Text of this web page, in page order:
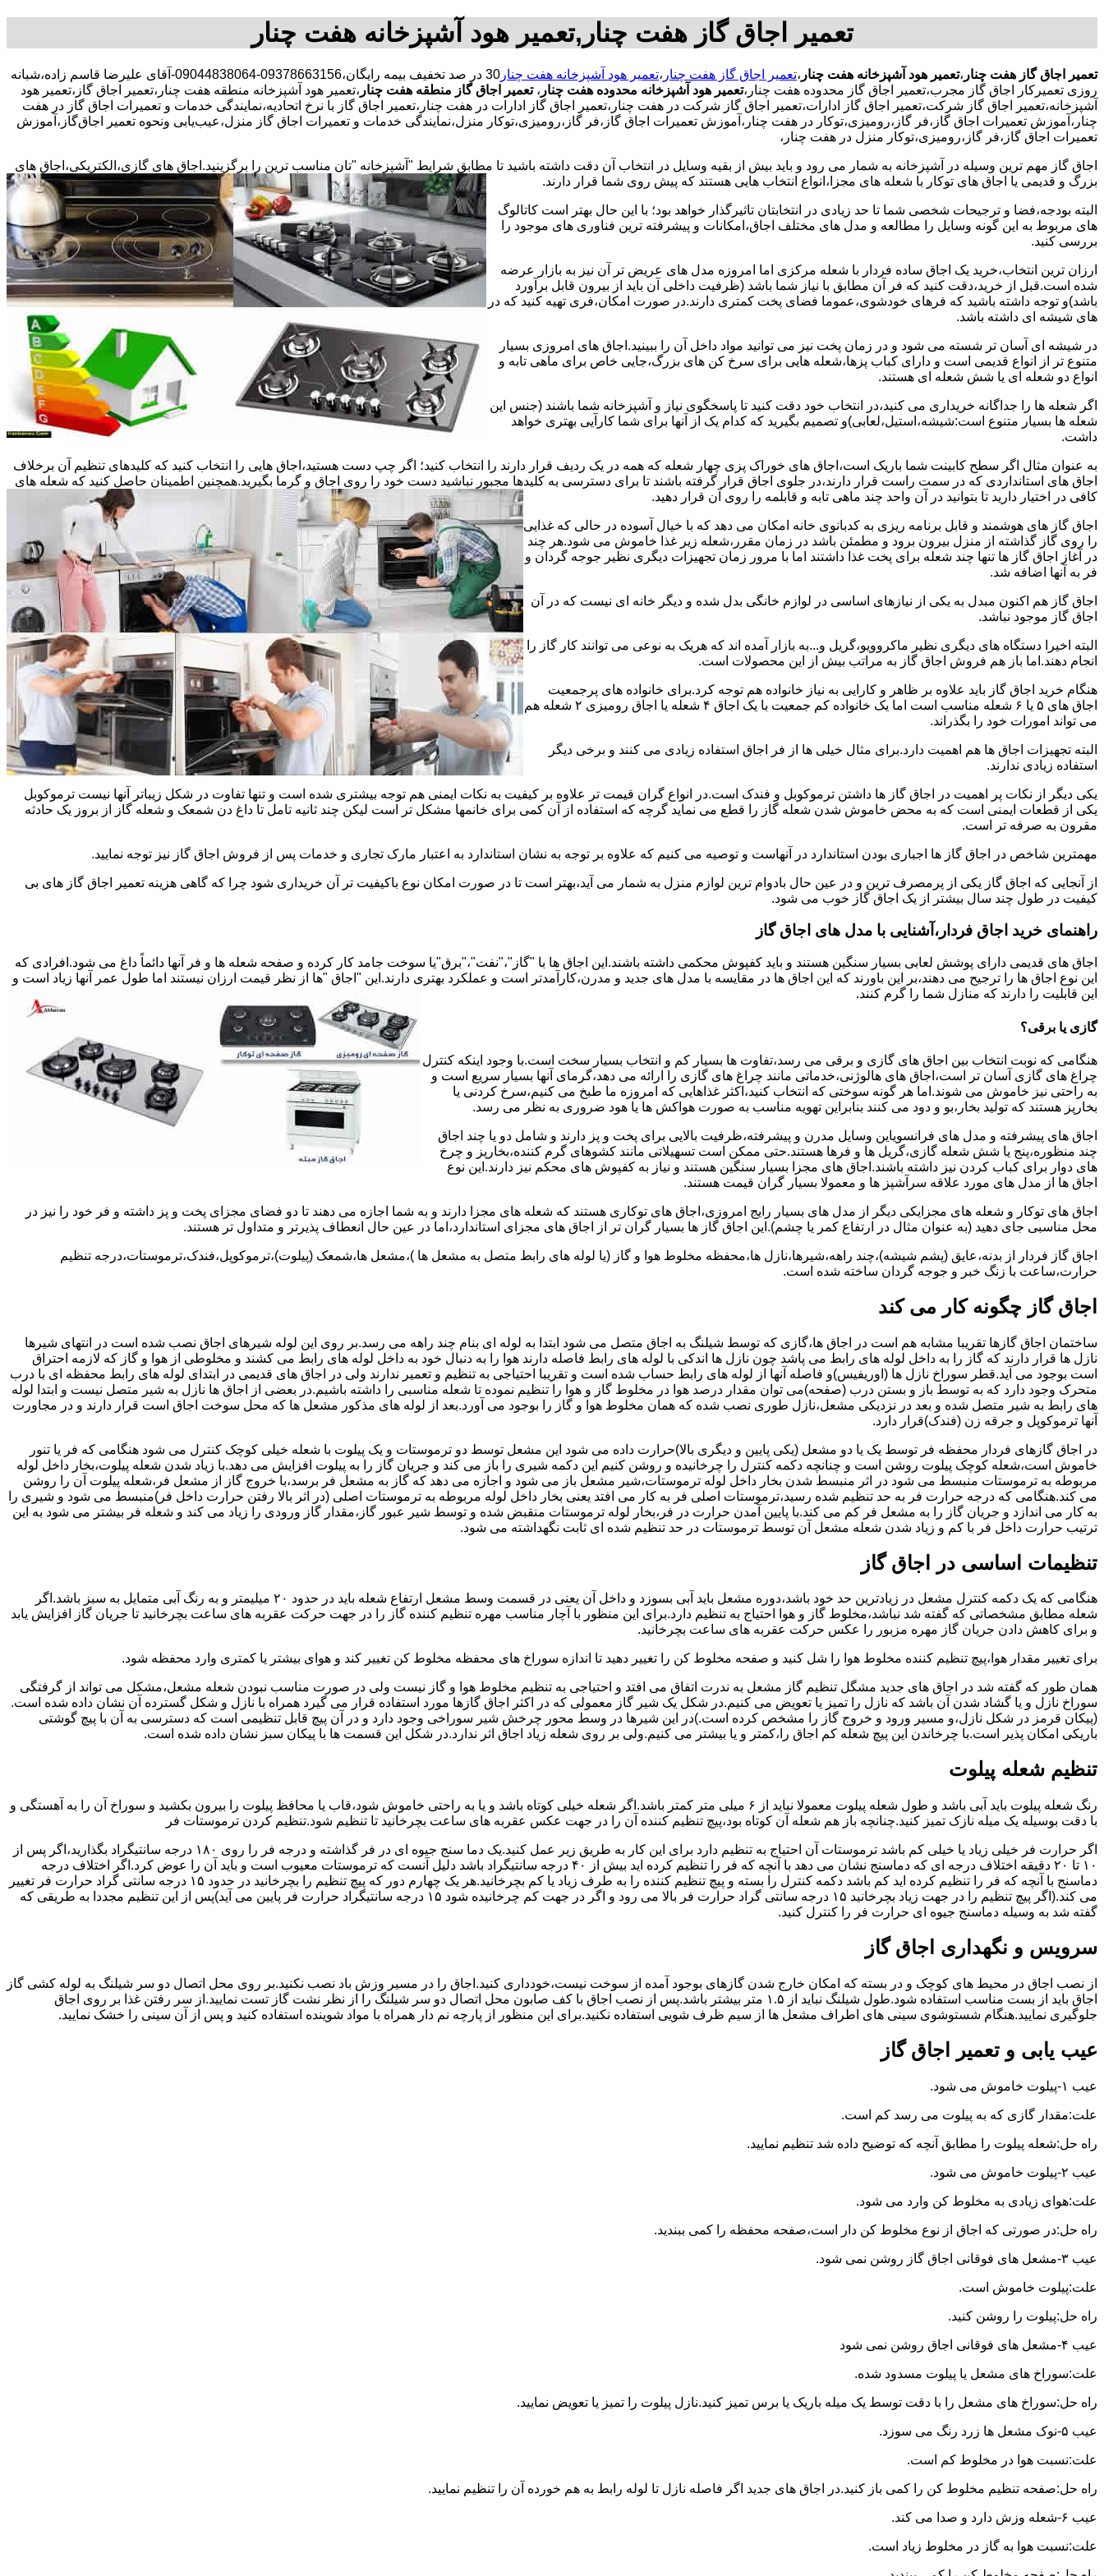
تعمیر اجاق گاز هفت چنار,تعمیر هود آشپزخانه هفت چنار
تعمیر اجاق گاز هفت چنار ،تعمیر هود آشپزخانه هفت چنار ،تعمیر اجاق گاز هفت چنار ،تعمیر هود آشپزخانه هفت چنار
30 در صد تخفیف بیمه رایگان،09378663156-09044838064-آقای علیرضا قاسم زاده،شبانه
روزی تعمیرکار اجاق گاز مجرب،تعمیر اجاق گاز محدوده هفت چنار،تعمیر هود آشپزخانه محدوده هفت چنار ، تعمیر اجاق گاز منطقه هفت چنار ،تعمیر هود آشپزخانه منطقه هفت چنار،تعمیر اجاق گاز،تعمیر هود
آشپزخانه،تعمیر اجاق گاز شرکت،تعمیر اجاق گاز ادارات،تعمیر اجاق گاز شرکت در هفت چنار،تعمیر اجاق گاز ادارات در هفت چنار،تعمیر اجاق گاز با نرخ اتحادیه،نمایندگی خدمات و تعمیرات اجاق گاز در هفت
چنار،آموزش تعمیرات اجاق گاز،فر گاز،رومیزی،توکار در هفت چنار،آموزش تعمیرات اجاق گاز،فر گاز،رومیزی،توکار منزل،نمایندگی خدمات و تعمیرات اجاق گاز منزل،عیب‌یابی ونحوه تعمیر اجاق‌گاز،آموزش
تعمیرات اجاق گاز،فر گاز،رومیزی،توکار منزل در هفت چنار،
اجاق گاز مهم ترین وسیله در آشپزخانه به شمار می رود و باید بیش از بقیه وسایل در انتخاب آن دقت داشته باشید تا مطابق شرایط "آشپزخانه "تان مناسب ترین را برگزینید.اجاق های گازی،الکتریکی،اجاق های
بزرگ و قدیمی یا اجاق های توکار با شعله های مجزا،انواع انتخاب هایی هستند که پیش روی شما قرار دارند.
البته بودجه،فضا و ترجیحات شخصی شما تا حد زیادی در انتخابتان تاثیرگذار خواهد بود؛ با این حال بهتر است کاتالوگ
های مربوط به این گونه وسایل را مطالعه و مدل های مختلف اجاق،امکانات و پیشرفته ترین فناوری های موجود را
بررسی کنید.
ارزان ترین انتخاب،خرید یک اجاق ساده فردار با شعله مرکزی اما امروزه مدل های عریض تر آن نیز به بازار عرضه
شده است.قبل از خرید،دقت کنید که فر آن مطابق با نیاز شما باشد (ظرفیت داخلی آن باید از بیرون قابل برآورد
باشد)و توجه داشته باشید که فرهای خودشوی،عموما فضای پخت کمتری دارند.در صورت امکان،فری تهیه کنید که در
های شیشه ای داشته باشد.
در شیشه ای آسان تر شسته می شود و در زمان پخت نیز می توانید مواد داخل آن را ببینید.اجاق های امروزی بسیار
متنوع تر از انواع قدیمی است و دارای کباب پزها،شعله هایی برای سرخ کن های بزرگ،جایی خاص برای ماهی تابه و
انواع دو شعله ای یا شش شعله ای هستند.
اگر شعله ها را جداگانه خریداری می کنید،در انتخاب خود دقت کنید تا پاسخگوی نیاز و آشپزخانه شما باشند (جنس این
شعله ها بسیار متنوع است:شیشه،استیل،لعابی)و تصمیم بگیرید که کدام یک از آنها برای شما کارآیی بهتری خواهد
داشت.
به عنوان مثال اگر سطح کابینت شما باریک است،اجاق های خوراک پزی چهار شعله که همه در یک ردیف قرار دارند را انتخاب کنید؛ اگر چپ دست هستید،اجاق هایی را انتخاب کنید که کلیدهای تنظیم آن برخلاف
اجاق های استانداردی که در سمت راست قرار دارند،در جلوی اجاق قرار گرفته باشند تا برای دسترسی به کلیدها مجبور نباشید دست خود را روی اجاق و گرما بگیرید.همچنین اطمینان حاصل کنید که شعله های
کافی در اختیار دارید تا بتوانید در آن واحد چند ماهی تابه و قابلمه را روی آن قرار دهید.
اجاق گاز های هوشمند و قابل برنامه ریزی به کدبانوی خانه امکان می دهد که با خیال آسوده در حالی که غذایی
را روی گاز گذاشته از منزل بیرون برود و مطمئن باشد در زمان مقرر،شعله زیر غذا خاموش می شود.هر چند
در آغاز اجاق گاز ها تنها چند شعله برای پخت غذا داشتند اما با مرور زمان تجهیزات دیگری نظیر جوجه گردان و
فر به آنها اضافه شد.
اجاق گاز هم اکنون مبدل به یکی از نیازهای اساسی در لوازم خانگی بدل شده و دیگر خانه ای نیست که در آن
اجاق گاز موجود نباشد.
البته اخیرا دستگاه های دیگری نظیر ماکروویو،گریل و...به بازار آمده اند که هریک به نوعی می توانند کار گاز را
انجام دهند.اما باز هم فروش اجاق گاز به مراتب بیش از این محصولات است.
هنگام خرید اجاق گاز باید علاوه بر ظاهر و کارایی به نیاز خانواده هم توجه کرد.برای خانواده های پرجمعیت
اجاق های ۵ یا ۶ شعله مناسب است اما یک خانواده کم جمعیت با یک اجاق ۴ شعله یا اجاق رومیزی ۲ شعله هم
می تواند امورات خود را بگذراند.
البته تجهیزات اجاق ها هم اهمیت دارد.برای مثال خیلی ها از فر اجاق استفاده زیادی می کنند و برخی دیگر
استفاده زیادی ندارند.
یکی دیگر از نکات پر اهمیت در اجاق گاز ها داشتن ترموکوبل و فندک است.در انواع گران قیمت تر علاوه بر کیفیت به نکات ایمنی هم توجه بیشتری شده است و تنها تفاوت در شکل زیباتر آنها نیست ترموکوبل
یکی از قطعات ایمنی است که به محض خاموش شدن شعله گاز را قطع می نماید گرچه که استفاده از آن کمی برای خانمها مشکل تر است لیکن چند ثانیه تامل تا داغ دن شمعک و شعله گاز از بروز یک حادثه
مقرون به صرفه تر است.
مهمترین شاخص در اجاق گاز ها اجباری بودن استاندارد در آنهاست و توصیه می کنیم که علاوه بر توجه به نشان استاندارد به اعتبار مارک تجاری و خدمات پس از فروش اجاق گاز نیز توجه نمایید.
از آنجایی که اجاق گاز یکی از پرمصرف ترین و در عین حال بادوام ترین لوازم منزل به شمار می آید،بهتر است تا در صورت امکان نوع باکیفیت تر آن خریداری شود چرا که گاهی هزینه تعمیر اجاق گاز های بی
کیفیت در طول چند سال بیشتر از یک اجاق گاز خوب می شود.
راهنمای خرید اجاق فردار،آشنایی با مدل های اجاق گاز
اجاق های قدیمی دارای پوشش لعابی بسیار سنگین هستند و باید کفپوش محکمی داشته باشند.این اجاق ها با "گاز"،"نفت"،"برق"یا سوخت جامد کار کرده و صفحه شعله ها و فر آنها دائماً داغ می شود.افرادی که
این نوع اجاق ها را ترجیح می دهند،بر این باورند که این اجاق ها در مقایسه با مدل های جدید و مدرن،کارآمدتر است و عملکرد بهتری دارند.این "اجاق "ها از نظر قیمت ارزان نیستند اما طول عمر آنها زیاد است و
این قابلیت را دارند که منازل شما را گرم کنند.
گازی یا برقی؟
هنگامی که نوبت انتخاب بین اجاق های گازی و برقی می رسد،تفاوت ها بسیار کم و انتخاب بسیار سخت است.با وجود اینکه کنترل
چراغ های گازی آسان تر است،اجاق های هالوژنی،خدماتی مانند چراغ های گازی را ارائه می دهد،گرمای آنها بسیار سریع است و
به راحتی نیز خاموش می شوند.اما هر گونه سوختی که انتخاب کنید،اکثر غذاهایی که امروزه ما طبخ می کنیم،سرخ کردنی یا
بخارپز هستند که تولید بخار،بو و دود می کنند بنابراین تهویه مناسب به صورت هواکش ها یا هود ضروری به نظر می رسد.
اجاق های پیشرفته و مدل های فرانسویاین وسایل مدرن و پیشرفته،ظرفیت بالایی برای پخت و پز دارند و شامل دو یا چند اجاق
چند منظوره،پنج یا شش شعله گازی،گریل ها و فرها هستند.حتی ممکن است تسهیلاتی مانند کشوهای گرم کننده،بخارپز و چرخ
های دوار برای کباب کردن نیز داشته باشند.اجاق های مجزا بسیار سنگین هستند و نیاز به کفپوش های محکم نیز دارند.این نوع
اجاق ها از مدل های مورد علاقه سرآشپز ها و معمولا بسیار گران قیمت هستند.
اجاق های توکار و شعله های مجزایکی دیگر از مدل های بسیار رایج امروزی،اجاق های توکاری هستند که شعله های مجزا دارند و به شما اجازه می دهند تا دو فضای مجزای پخت و پز داشته و فر خود را نیز در
محل مناسبی جای دهید (به عنوان مثال در ارتفاع کمر یا چشم).این اجاق گاز ها بسیار گران تر از اجاق های مجزای استاندارد،اما در عین حال انعطاف پذیرتر و متداول تر هستند.
اجاق گاز فردار از بدنه،عایق (پشم شیشه)،چند راهه،شیرها،نازل ها،محفظه مخلوط هوا و گاز (یا لوله های رابط متصل به مشعل ها )،مشعل ها،شمعک (پیلوت)،ترموکوپل،فندک،ترموستات،درجه تنظیم
حرارت،ساعت با زنگ خبر و جوجه گردان ساخته شده است.
اجاق گاز چگونه کار می کند
ساختمان اجاق گازها تقریبا مشابه هم است در اجاق ها،گازی که توسط شیلنگ به اجاق متصل می شود ابتدا به لوله ای بنام چند راهه می رسد.بر روی این لوله شیرهای اجاق نصب شده است در انتهای شیرها
نازل ها قرار دارند که گاز را به داخل لوله های رابط می پاشد چون نازل ها اندکی با لوله های رابط فاصله دارند هوا را به دنبال خود به داخل لوله های رابط می کشند و مخلوطی از هوا و گاز که لازمه احتراق
است بوجود می آید.قطر سوراخ نازل ها (اوریفیس)و فاصله آنها از لوله های رابط حساب شده است و تقریبا احتیاجی به تنظیم و تعمیر ندارند ولی در اجاق های قدیمی در ابتدای لوله های رابط محفظه ای با درب
متحرک وجود دارد که به توسط باز و بستن درب (صفحه)می توان مقدار درصد هوا در مخلوط گاز و هوا را تنظیم نموده تا شعله مناسبی را داشته باشیم.در بعضی از اجاق ها نازل به شیر متصل نیست و ابتدا لوله
های رابط به شیر متصل شده و بعد در نزدیکی مشعل،نازل طوری نصب شده که همان مخلوط هوا و گاز را بوجود می آورد.بعد از لوله های مذکور مشعل ها که محل سوخت اجاق است قرار دارند و در مجاورت
آنها ترموکوپل و جرقه زن (فندک)قرار دارد.
در اجاق گازهای فردار محفظه فر توسط یک یا دو مشعل (یکی پایین و دیگری بالا)حرارت داده می شود این مشعل توسط دو ترموستات و یک پیلوت با شعله خیلی کوچک کنترل می شود هنگامی که فر یا تنور
خاموش است،شعله کوچک پیلوت روشن است و چنانچه دکمه کنترل را چرخانیده و روشن کنیم این دکمه شیری را باز می کند و جریان گاز را به پیلوت افزایش می دهد.با زیاد شدن شعله پیلوت،بخار داخل لوله
مربوطه به ترموستات منبسط می شود در اثر منبسط شدن بخار داخل لوله ترموستات،شیر مشعل باز می شود و اجازه می دهد که گاز به مشعل فر برسد،با خروج گاز از مشعل فر،شعله پیلوت آن را روشن
می کند.هنگامی که درجه حرارت فر به حد تنظیم شده رسید،ترموستات اصلی فر به کار می افتد یعنی بخار داخل لوله مربوطه به ترموستات اصلی (در اثر بالا رفتن حرارت داخل فر)منبسط می شود و شیری را
به کار می اندازد و جریان گاز را به مشعل فر کم می کند.با پایین آمدن حرارت در فر،بخار لوله ترموستات منقبض شده و توسط شیر عبور گاز،مقدار گاز ورودی را زیاد می کند و شعله فر بیشتر می شود به این
ترتیب حرارت داخل فر با کم و زیاد شدن شعله مشعل آن توسط ترموستات در حد تنظیم شده ای ثابت نگهداشته می شود.
تنظیمات اساسی در اجاق گاز
هنگامی که یک دکمه کنترل مشعل در زیادترین حد خود باشد،دوره مشعل باید آبی بسوزد و داخل آن یعنی در قسمت وسط مشعل ارتفاع شعله باید در حدود ۲۰ میلیمتر و به رنگ آبی متمایل به سبز باشد.اگر
شعله مطابق مشخصاتی که گفته شد نباشد،مخلوط گاز و هوا احتیاج به تنظیم دارد.برای این منظور با آچار مناسب مهره تنظیم کننده گاز را در جهت حرکت عقربه های ساعت بچرخانید تا جریان گاز افزایش یابد
و برای کاهش دادن جریان گاز مهره مزبور را عکس حرکت عقربه های ساعت بچرخانید.
برای تغییر مقدار هوا،پیچ تنظیم کننده مخلوط هوا را شل کنید و صفحه مخلوط کن را تغییر دهید تا اندازه سوراخ های محفظه مخلوط کن تغییر کند و هوای بیشتر یا کمتری وارد محفظه شود.
همان طور که گفته شد در اجاق های جدید مشگل تنظیم گاز مشعل به ندرت اتفاق می افتد و احتیاجی به تنظیم مخلوط هوا و گاز نیست ولی در صورت مناسب نبودن شعله مشعل،مشکل می تواند از گرفتگی
سوراخ نازل و یا گشاد شدن آن باشد که نازل را تمیز یا تعویض می کنیم.در شکل یک شیر گاز معمولی که در اکثر اجاق گازها مورد استفاده قرار می گیرد همراه با نازل و شکل گسترده آن نشان داده شده است.
(پیکان قرمز در شکل نازل،و مسیر ورود و خروج گاز را مشخص کرده است.)در این شیرها در وسط محور چرخش شیر سوراخی وجود دارد و در آن پیچ قابل تنظیمی است که دسترسی به آن با پیچ گوشتی
باریکی امکان پذیر است.با چرخاندن این پیچ شعله کم اجاق را،کمتر و یا بیشتر می کنیم.ولی بر روی شعله زیاد اجاق اثر ندارد.در شکل این قسمت ها با پیکان سبز نشان داده شده است.
تنظیم شعله پیلوت
رنگ شعله پیلوت باید آبی باشد و طول شعله پیلوت معمولا نباید از ۶ میلی متر کمتر باشد.اگر شعله خیلی کوتاه باشد و یا به راحتی خاموش شود،قاب یا محافظ پیلوت را بیرون بکشید و سوراخ آن را به آهستگی و
با دقت بوسیله یک میله نازک تمیز کنید.چنانچه باز هم شعله آن کوتاه بود،پیچ تنظیم کننده آن را در جهت عکس عقربه های ساعت بچرخانید تا تنظیم شود.تنظیم کردن ترموستات فر
اگر حرارت فر خیلی زیاد یا خیلی کم باشد ترموستات آن احتیاج به تنظیم دارد برای این کار به طریق زیر عمل کنید.یک دما سنج جیوه ای در فر گذاشته و درجه فر را روی ۱۸۰ درجه سانتیگراد بگذارید،اگر پس از
۱۰ تا ۲۰ دقیقه اختلاف درجه ای که دماسنج نشان می دهد با آنچه که فر را تنظیم کرده اید بیش از ۴۰ درجه سانتیگراد باشد دلیل آنست که ترموستات معیوب است و باید آن را عوض کرد.اگر اختلاف درجه
دماسنج با آنچه که فر را تنظیم کرده اید کم باشد دکمه کنترل را بسته و پیچ تنظیم کننده را به طرف زیاد یا کم بچرخانید.هر یک چهارم دور که پیچ تنظیم را بچرخانید در حدود ۱۵ درجه سانتی گراد حرارت فر تغییر
می کند.(اگر پیچ تنظیم را در جهت زیاد بچرخانید ۱۵ درجه سانتی گراد حرارت فر بالا می رود و اگر در جهت کم چرخانیده شود ۱۵ درجه سانتیگراد حرارت فر پایین می آید)پس از این تنظیم مجددا به طریقی که
گفته شد به وسیله دماسنج جیوه ای حرارت فر را کنترل کنید.
سرویس و نگهداری اجاق گاز
از نصب اجاق در محیط های کوچک و در بسته که امکان خارج شدن گازهای بوجود آمده از سوخت نیست،خودداری کنید.اجاق را در مسیر وزش باد نصب نکنید.بر روی محل اتصال دو سر شیلنگ به لوله کشی گاز
اجاق باید از بست مناسب استفاده شود.طول شیلنگ نباید از ۱.۵ متر بیشتر باشد.پس از نصب اجاق با کف صابون محل اتصال دو سر شیلنگ را از نظر نشت گاز تست نمایید.از سر رفتن غذا بر روی اجاق
جلوگیری نمایید.هنگام شستوشوی سینی های اطراف مشعل ها از سیم ظرف شویی استفاده نکنید.برای این منظور از پارچه نم دار همراه با مواد شوینده استفاده کنید و پس از آن سینی را خشک نمایید.
عیب یابی و تعمیر اجاق گاز
عیب ۱-پیلوت خاموش می شود.
علت:مقدار گازی که به پیلوت می رسد کم است.
راه حل:شعله پیلوت را مطابق آنچه که توضیح داده شد تنظیم نمایید.
عیب ۲-پیلوت خاموش می شود.
علت:هوای زیادی به مخلوط کن وارد می شود.
راه حل:در صورتی که اجاق از نوع مخلوط کن دار است،صفحه محفظه را کمی ببندید.
عیب ۳-مشعل های فوقانی اجاق گاز روشن نمی شود.
علت:پیلوت خاموش است.
راه حل:پیلوت را روشن کنید.
عیب ۴-مشعل های فوقانی اجاق روشن نمی شود
علت:سوراخ های مشعل یا پیلوت مسدود شده.
راه حل:سوراخ های مشعل را با دقت توسط یک میله باریک یا برس تمیز کنید.نازل پیلوت را تمیز یا تعویض نمایید.
عیب ۵-نوک مشعل ها زرد رنگ می سوزد.
علت:نسبت هوا در مخلوط کم است.
راه حل:صفحه تنظیم مخلوط کن را کمی باز کنید.در اجاق های جدید اگر فاصله نازل تا لوله رابط به هم خورده آن را تنظیم نمایید.
عیب ۶-شعله وزش دارد و صدا می کند.
علت:نسبت هوا به گاز در مخلوط زیاد است.